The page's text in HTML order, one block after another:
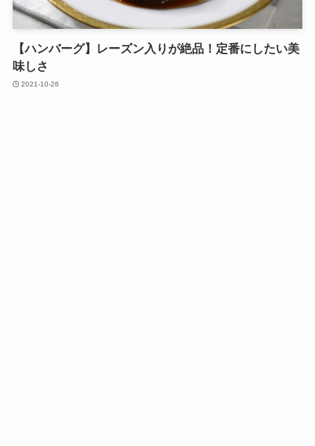
【ハンバーグ】レーズン入りが絶品！定番にしたい美
味しさ
2021-10-26